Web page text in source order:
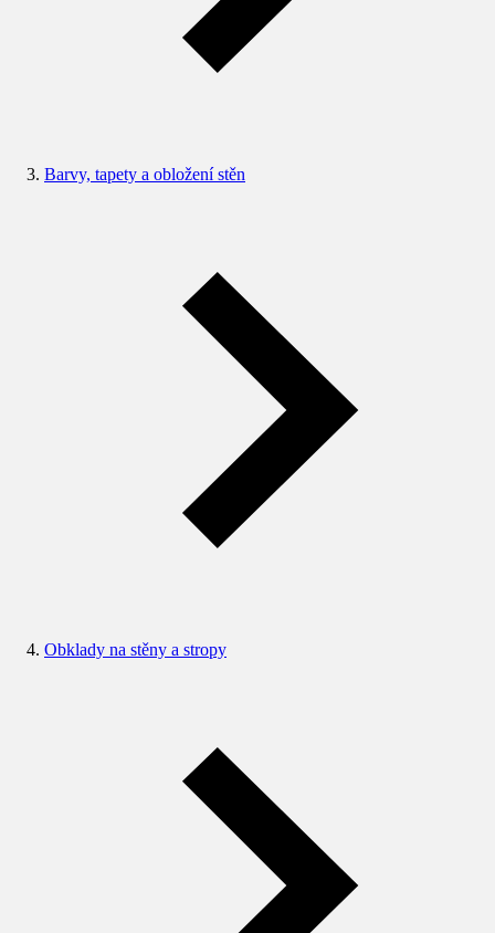
Barvy, tapety a obložení stěn
Obklady na stěny a stropy